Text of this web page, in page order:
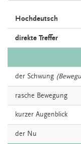
Hochdeutsch
direkte Treffer
der Schwung
rasche Bewegung
kurzer Augenblick
der Nu